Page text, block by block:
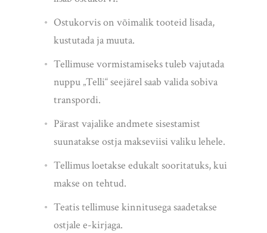
Ostukorvis on võimalik tooteid lisada,
kustutada ja muuta.
Tellimuse vormistamiseks tuleb vajutada
nuppu „Telli“ seejärel saab valida sobiva
transpordi.
Pärast vajalike andmete sisestamist
suunatakse ostja makseviisi valiku lehele.
Tellimus loetakse edukalt sooritatuks, kui
makse on tehtud.
Teatis tellimuse kinnitusega saadetakse
ostjale e-kirjaga.